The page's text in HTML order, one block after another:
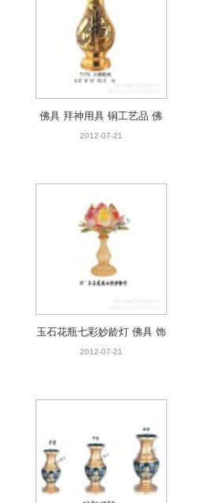
佛具 拜神用具 铜工艺品 佛
具批发 佛堂用品 佛用 大佛
2012-07-21
玉石花瓶七彩妙龄灯 佛具 饰
品 拜神用具 铜工艺品 佛具
2012-07-21